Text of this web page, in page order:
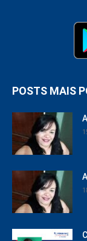
POSTS MAIS